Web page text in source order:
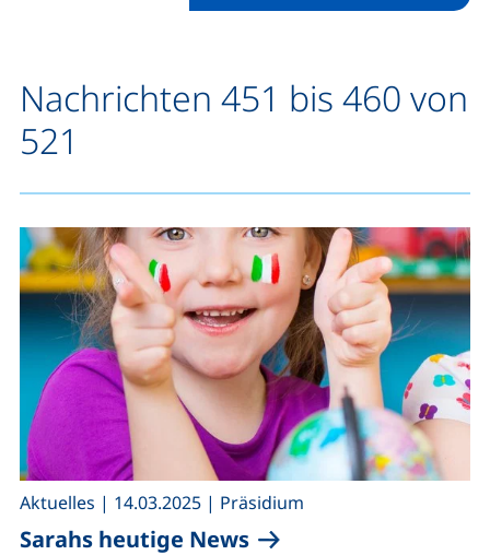
Nachrichten 451 bis 460 von
521
Sarahs heutige News
Aktuelles | 14.03.2025 | Präsidium